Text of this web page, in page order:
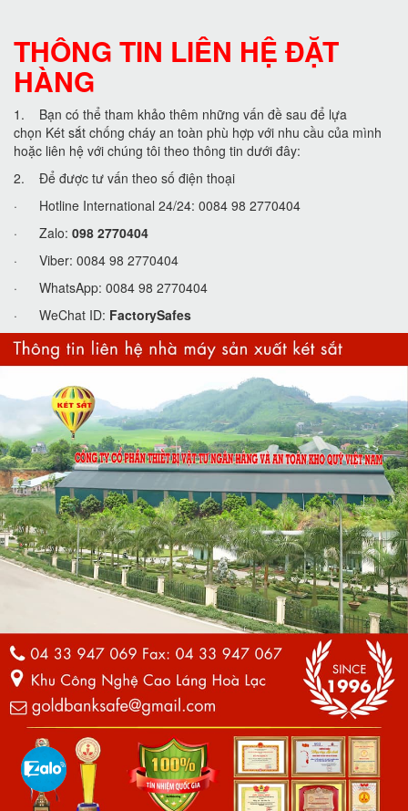
THÔNG TIN LIÊN HỆ ĐẶT
HÀNG
1. Bạn có thể tham khảo thêm những vấn đề sau để lựa
chọn Két sắt chống cháy an toàn phù hợp với nhu cầu của mình
hoặc liên hệ với chúng tôi theo thông tin dưới đây:
2. Để được tư vấn theo số điện thoại
· Hotline International 24/24: 0084 98 2770404
· Zalo: 098 2770404
· Viber: 0084 98 2770404
· WhatsApp: 0084 98 2770404
· WeChat ID: FactorySafes